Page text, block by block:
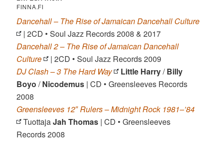
FINNA.FI
Dancehall – The Rise of Jamaican Dancehall Culture
| 2CD • Soul Jazz Records 2008 & 2017
Dancehall 2 – The Rise of Jamaican Dancehall
Culture
| 2CD • Soul Jazz Records 2009
DJ Clash – 3 The Hard Way
Little Harry/Billy
Boyo /Nicodemus | CD • Greensleeves Records
2008
Greensleeves 12″ Rulers – Midnight Rock 1981–’84
TuottajaJah Thomas | CD • Greensleeves
Records 2008